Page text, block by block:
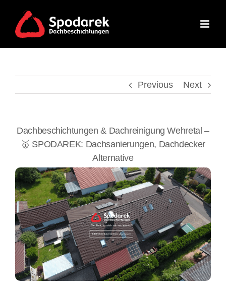
content
Previous Next
Dachbeschichtungen & Dachreinigung Wehretal –
🥇 SPODAREK: Dachsanierungen, Dachdecker
Alternative